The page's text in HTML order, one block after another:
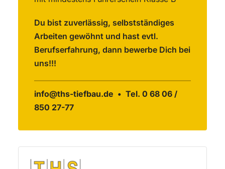
Du bist zuverlässig, selbstständiges
Arbeiten gewöhnt und hast evtl.
Berufserfahrung, dann bewerbe Dich bei
uns!!!
info@ths-tiefbau.de • Tel. 0 68 06 /
850 27-77